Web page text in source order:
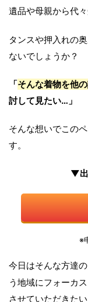
遺品や母親から代
タンスや押入れの
ないでしょうか？
「そんな着物を他
討して見たい…」
そんな想いでこの
す。
▼出
※
今日はそんな方達の
う地域にフォーカ
させていただきたい